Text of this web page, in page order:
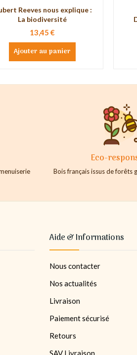
Reeves nous explique :
La biodiversité
13,45 €
Ajouter au panier
Eco-
Bois français issus de forêts
Aide & Informations
Nous contacter
Nos actualités
Livraison
Paiement sécurisé
Retours
SAV Livraison